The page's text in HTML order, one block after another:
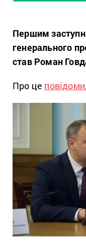
Першим
генерального
став Роман
Про це